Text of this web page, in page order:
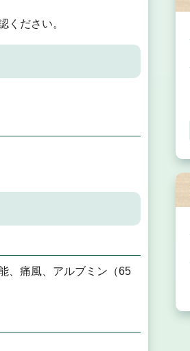
ください。
、痛風、アルブミン（65